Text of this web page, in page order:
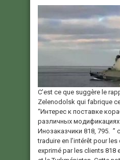
C’est ce que suggère le
Zelenodolsk qui fabrique
“Интерес к поставке
различных
Инозаказчики 818, 795. ”
traduire en l’intérêt pour
exprimé par les clients 818